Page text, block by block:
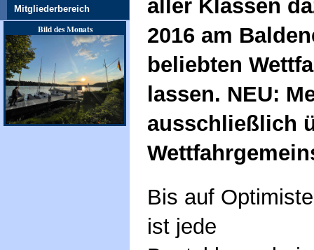
aller Klassen
2016 am
beliebten
lassen. NEU:
ausschließlich
Bis auf
ist jede
Mitgliederbereich
Bild des Monats